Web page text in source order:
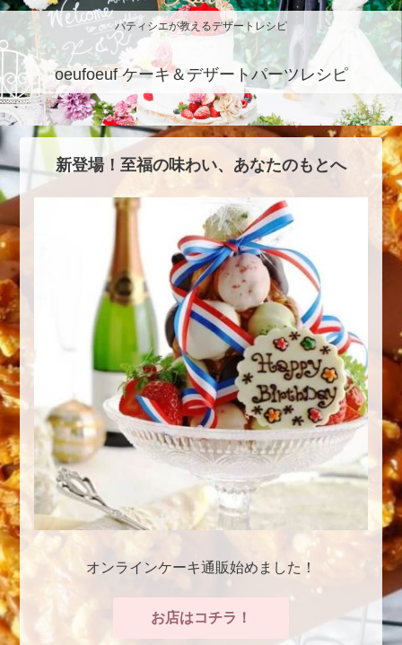
パティシエが教えるデザートレシピ
oeufoeuf ケーキ＆デザートパーツレシピ
新登場！至福の味わい、あなたのもとへ
オンラインケーキ通販始めました！
お店はコチラ！